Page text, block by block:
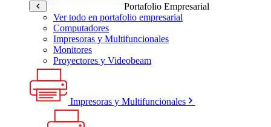
Portafolio Empresarial
Ver todo en portafolio empresarial
Computadores
Impresoras y Multifuncionales
Monitores
Proyectores y Videobeam
Impresoras y Multifuncionales